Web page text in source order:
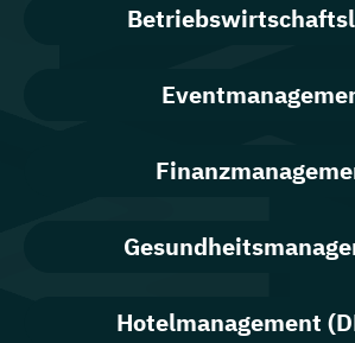
Hotelmanagement